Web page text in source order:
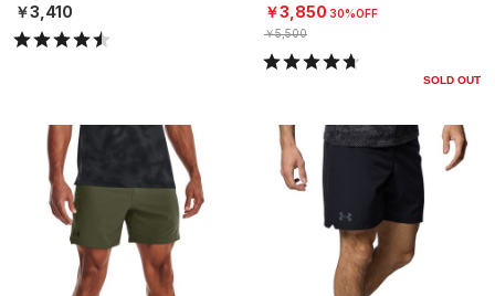
￥3,410 ￥3,850 30%OFF
￥5,500
SOLD OUT